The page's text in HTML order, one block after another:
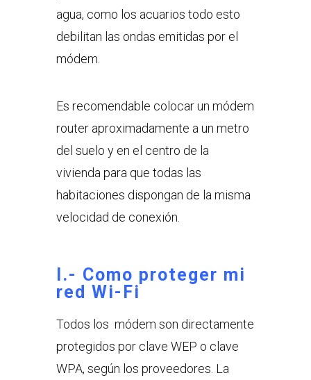
agua, como los acuarios todo esto
debilitan las ondas emitidas por el
módem.
Es recomendable colocar un módem
router aproximadamente a un metro
del suelo y en el centro de la
vivienda para que todas las
habitaciones dispongan de la misma
velocidad de conexión.
I.- Como proteger mi
red Wi-Fi
Todos los módem son directamente
protegidos por clave WEP o clave
WPA, según los proveedores. La